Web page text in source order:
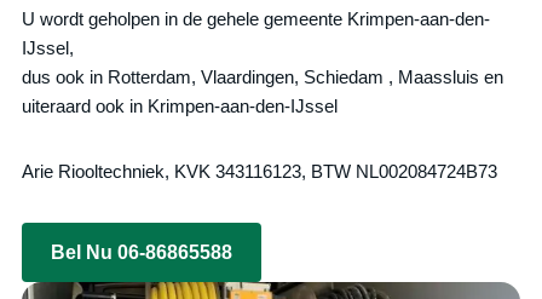
U wordt geholpen in de gehele gemeente Krimpen-aan-den-
IJssel,
dus ook in Rotterdam, Vlaardingen, Schiedam , Maassluis en
uiteraard ook in Krimpen-aan-den-IJssel
Arie Riooltechniek, KVK 343116123, BTW NL002084724B73
Bel Nu 06-86865588